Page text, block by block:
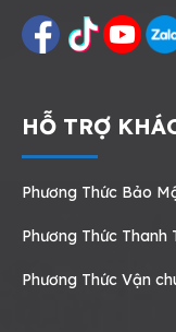
HỖ TRỢ
Phương Thức Bảo
Phương Thức Thanh
Phương Thức Vận